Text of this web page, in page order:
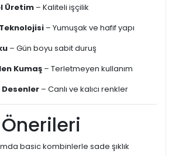
Üretim – Kaliteli işçilik
– Yumuşak ve hafif yapı
– Gün boyu sabit duruş
Kumaş – Terletmeyen kullanım
Desenler – Canlı ve kalıcı renkler
basic kombinlerle sade şıklık